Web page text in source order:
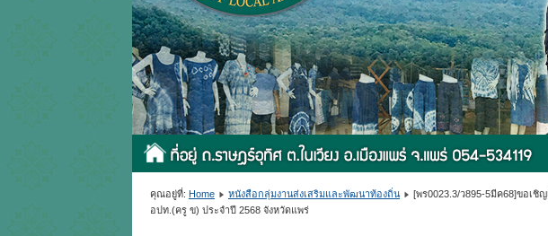
คุณอยู่ที่: Home หนังสือกลุ่มงานส่งเสริมและพัฒนาท้องถิ่น
[พร0023.3/ว895-5มีค68]ขอเชิ
อปท.(ครู ข) ประจำปี 2568 จังหวัดแพร่